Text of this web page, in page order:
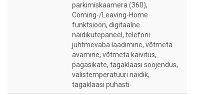
parkimiskaamera (360),
Coming-/Leaving-Home
funktsioon, digitaalne
näidikutepaneel, telefoni
juhtmevaba laadimine, võtmeta
avamine, võtmeta käivitus,
pagasikate, tagaklaasi soojendus,
välistemperatuuri näidik,
tagaklaasi puhasti